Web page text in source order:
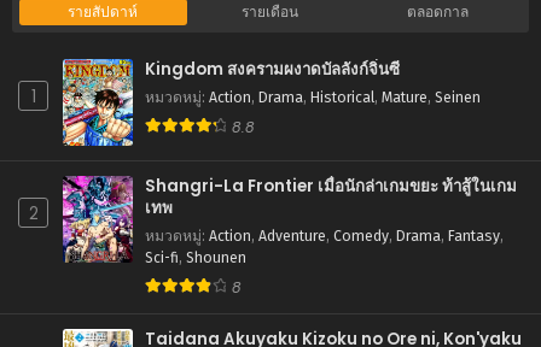
รายสัปดาห์ รายเดือน ตลอดกาล
1
Kingdom สงครามผงาดบัลลังก์จิ๋นซี
หมวดหมู่: Action, Drama, Historical, Mature, Seinen
8.8
2
Shangri-La Frontier เมื่อนักล่าเกมขยะ ท้าสู้ในเกม
เทพ
หมวดหมู่: Action, Adventure, Comedy, Drama, Fantasy,
Sci-fi, Shounen
8
Taidana Akuyaku Kizoku no Ore ni, Kon'yaku